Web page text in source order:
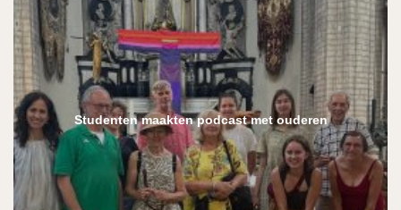
Studenten maakten podcast met ouderen